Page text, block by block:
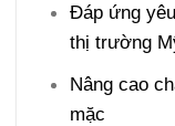
Đáp ứng
thị trường
Nâng cao
mặc